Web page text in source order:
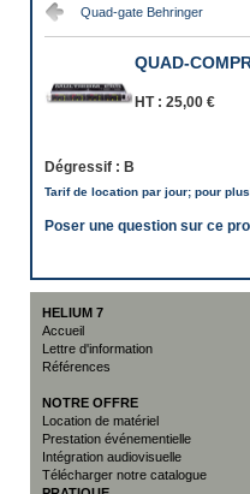
Quad-gate Behringer
QUAD-
HT : 25,00 €
Dégressif : B
Tarif de location par jour; pour
Poser une question sur ce
HELIUM 7
Accueil
Lettre d'information
Références
NOTRE OFFRE
Location de matériel
Prestation événementielle
Intégration audiovisuelle
Télécharger notre catalogue